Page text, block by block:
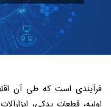
فرآیندی است که طی آن
اولیه، قطعات یدکی،